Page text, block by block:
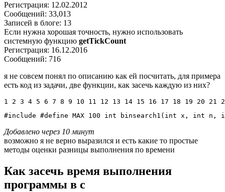
Регистрация: 12.02.2012
Сообщений: 33,013
Записей в блоге: 13
Если нужна хорошая точность, нужно использовать
системную функцию getTickCount
Регистрация: 16.12.2016
Сообщений: 716
я не совсем понял по описанию как ей посчитать, для примера
есть код из задачи, две функции, как засечь каждую из них?
1 2 3 4 5 6 7 8 9 10 11 12 13 14 15 16 17 18 19 20 21
#include #define MAX 100 int binsearch1 ( int x , int n ,
Добавлено через 10 минут
возможно я не верно выразился и есть какие то простые
методы оценки разницы выполнения по времени
Как засечь время выполнения
программы в c